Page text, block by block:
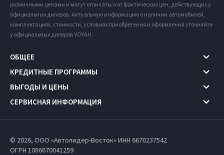
розничными ценами и могут отличаться от фактических цен, действующих у
официальных дилеров. Актуальную информацию о наличии автомобилей,
комплектациях, стоимости, условиях приобретения и оформления уточняйте
у официальных дилеров VOYAH.
ОБЩЕЕ
КРЕДИТНЫЕ ПРОГРАММЫ
ВЫГОДЫ И ЦЕНЫ
СЕРВИСНАЯ ИНФОРМАЦИЯ
© 2026, ООО «Автолидер-Восток» ИНН 6670237542
ОГРН 1086670041259